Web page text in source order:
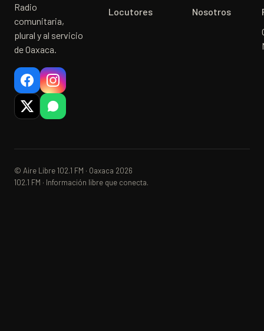
Radio
comunitaria,
plural y al servicio
de Oaxaca.
Locutores
Nosotros
© Aire Libre 102.1 FM · Oaxaca 2026
102.1 FM · Información libre que conecta.